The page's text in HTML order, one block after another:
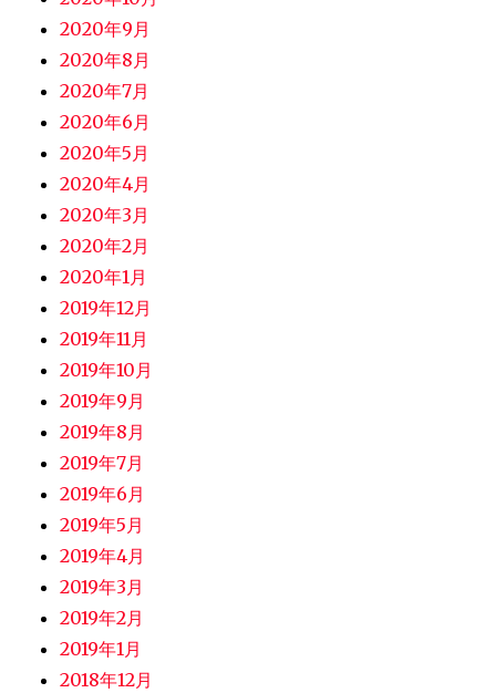
2020年9月
2020年8月
2020年7月
2020年6月
2020年5月
2020年4月
2020年3月
2020年2月
2020年1月
2019年12月
2019年11月
2019年10月
2019年9月
2019年8月
2019年7月
2019年6月
2019年5月
2019年4月
2019年3月
2019年2月
2019年1月
2018年12月